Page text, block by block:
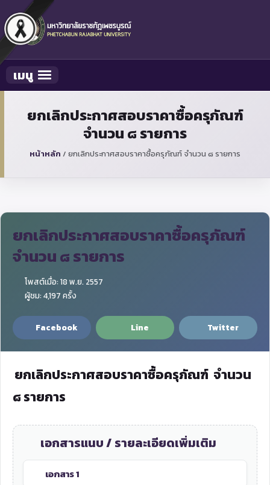
Toggle navigation
เมนู
ยกเลิกประกาศสอบราคาซื้อครุภัณฑ์
จำนวน ๘ รายการ
หน้าหลัก / ยกเลิกประกาศสอบราคาซื้อครุภัณฑ์ จำนวน ๘ รายการ
ยกเลิกประกาศสอบราคาซื้อครุภัณฑ์
จำนวน ๘ รายการ
โพสต์เมื่อ: 18 พ.ย. 2557
ผู้ชม: 4,197 ครั้ง
Facebook Line Twitter
ยกเลิกประกาศสอบราคาซื้อครุภัณฑ์ จำนวน
๘ รายการ
เอกสารแนบ / รายละเอียดเพิ่มเติม
เอกสาร 1